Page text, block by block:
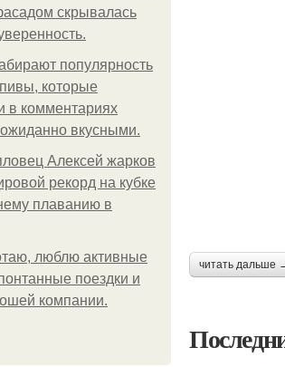
скрывалась
популярность
которые
в комментариях
вкусными.
Алексей жарков
рекорд на кубке
плаванию в
люблю активные
поездки и
компании.
читать дальше